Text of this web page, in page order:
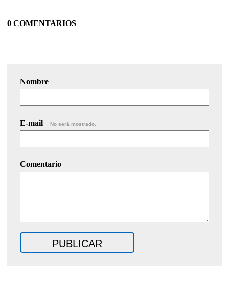
0 COMENTARIOS
Nombre
E-mail No será mostrado.
Comentario